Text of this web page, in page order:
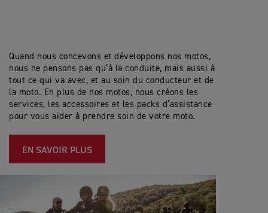
Quand nous concevons et développons nos motos,
nous ne pensons pas qu’à la conduite, mais aussi à
tout ce qui va avec, et au soin du conducteur et de
la moto. En plus de nos motos, nous créons les
services, les accessoires et les packs d’assistance
pour vous aider à prendre soin de votre moto.
EN SAVOIR PLUS